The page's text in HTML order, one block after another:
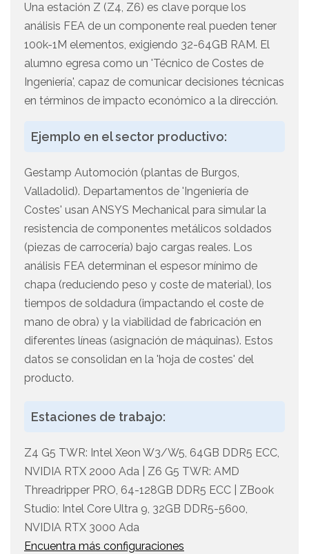
Una estación Z (Z4, Z6) es clave porque los
análisis FEA de un componente real pueden tener
100k-1M elementos, exigiendo 32-64GB RAM. El
alumno egresa como un 'Técnico de Costes de
Ingeniería', capaz de comunicar decisiones técnicas
en términos de impacto económico a la dirección.
Ejemplo en el sector productivo:
Gestamp Automoción (plantas de Burgos,
Valladolid). Departamentos de 'Ingeniería de
Costes' usan ANSYS Mechanical para simular la
resistencia de componentes metálicos soldados
(piezas de carrocería) bajo cargas reales. Los
análisis FEA determinan el espesor mínimo de
chapa (reduciendo peso y coste de material), los
tiempos de soldadura (impactando el coste de
mano de obra) y la viabilidad de fabricación en
diferentes líneas (asignación de máquinas). Estos
datos se consolidan en la 'hoja de costes' del
producto.
Estaciones de trabajo:
Z4 G5 TWR: Intel Xeon W3/W5, 64GB DDR5 ECC,
NVIDIA RTX 2000 Ada | Z6 G5 TWR: AMD
Threadripper PRO, 64-128GB DDR5 ECC | ZBook
Studio: Intel Core Ultra 9, 32GB DDR5-5600,
NVIDIA RTX 3000 Ada
Encuentra más configuraciones